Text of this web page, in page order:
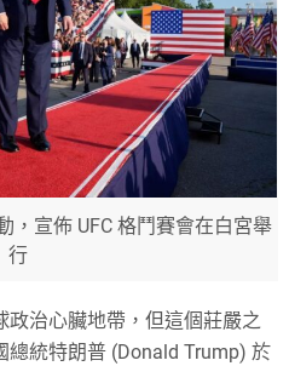
，宣佈 UFC 格鬥賽會在白宮舉
行
政治心臟地帶，但這個莊嚴之
統特朗普 (Donald Trump) 於